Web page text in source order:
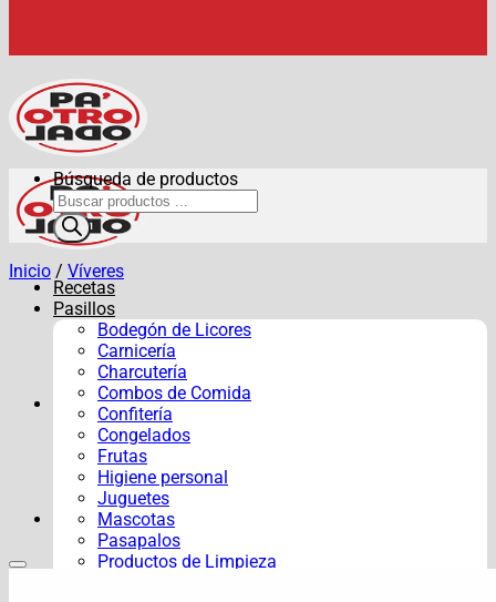
Recetas
Pasillos
Bodegón de Licores
Carnicería
Charcutería
Combos de Comida
Confitería
Congelados
Frutas
Higiene personal
Juguetes
Mascotas
Pasapalos
Productos de Limpieza
Búsqueda de productos
Inicio / Víveres